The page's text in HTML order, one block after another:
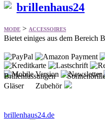
brillenhaus24
MODE > ACCESSOIRES
Bietet einiges aus dem Bereich
Brillenfassungen
Gläser Zubehör
brillenhaus24.de